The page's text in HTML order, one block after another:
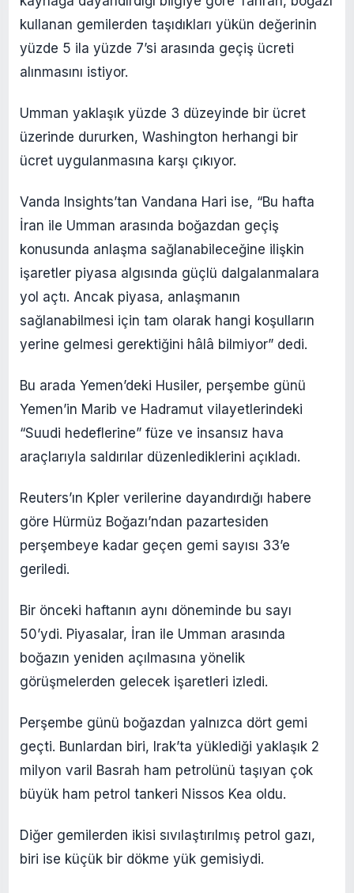
kullanan gemilerden taşıdıkları yükün değerinin
yüzde 5 ila yüzde 7’si arasında geçiş ücreti
alınmasını istiyor.
Umman yaklaşık yüzde 3 düzeyinde bir ücret
üzerinde dururken, Washington herhangi bir
ücret uygulanmasına karşı çıkıyor.
Vanda Insights’tan Vandana Hari ise, “Bu hafta
İran ile Umman arasında boğazdan geçiş
konusunda anlaşma sağlanabileceğine ilişkin
işaretler piyasa algısında güçlü dalgalanmalara
yol açtı. Ancak piyasa, anlaşmanın
sağlanabilmesi için tam olarak hangi koşulların
yerine gelmesi gerektiğini hâlâ bilmiyor” dedi.
Bu arada Yemen’deki Husiler, perşembe günü
Yemen’in Marib ve Hadramut vilayetlerindeki
“Suudi hedeflerine” füze ve insansız hava
araçlarıyla saldırılar düzenlediklerini açıkladı.
Reuters’ın Kpler verilerine dayandırdığı habere
göre Hürmüz Boğazı’ndan pazartesiden
perşembeye kadar geçen gemi sayısı 33’e
geriledi.
Bir önceki haftanın aynı döneminde bu sayı
50’ydi. Piyasalar, İran ile Umman arasında
boğazın yeniden açılmasına yönelik
görüşmelerden gelecek işaretleri izledi.
Perşembe günü boğazdan yalnızca dört gemi
geçti. Bunlardan biri, Irak’ta yüklediği yaklaşık 2
milyon varil Basrah ham petrolünü taşıyan çok
büyük ham petrol tankeri Nissos Kea oldu.
Diğer gemilerden ikisi sıvılaştırılmış petrol gazı,
biri ise küçük bir dökme yük gemisiydi.